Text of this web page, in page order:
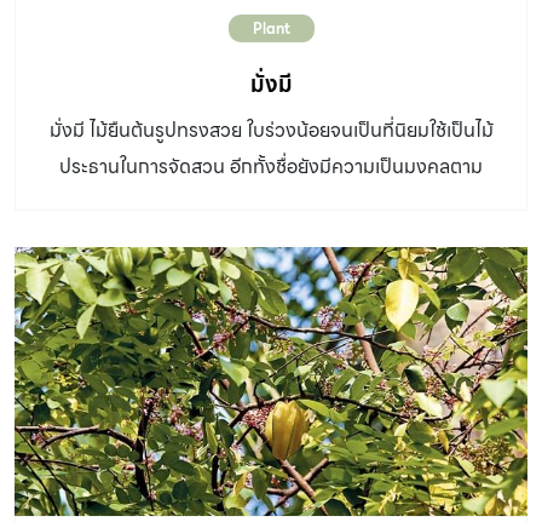
Oleaceae ประเภท: ไม้ยืนต้นอายุยืนยาวหลายร้อยปี ความ
สูง: 3-15 ม. ทรงพุ่ม: สูงโปร่ง ฟอร์มตามรูปทรงของต้น
ลำต้น: ลำต้นที่สวยงามมีสีเทาและขาวรูปทรงบิดเป็นเกลียวดู
อ่อนช้อย กิ่งก้านที่เจริญเติบโตแบบแผ่ และลำต้นที่ไม่สูงมาก
นัก ใบ: ใบรูปรี ปลายแหลม และใบเล็กเป็นมันเพื่อลดการคาย
ขนาดเล็กทรงกลม มีทั้งพันธุ์สีเขียวและสีดำ ผลของต้น
สามารถนำมารับประทานและผลิตน้ำมันที่มีคุณค่าทาง
โภชนาการหรือใช้ในทางการแพทย์ได้ อัตราการเจริญเติบโต:
ช้า-ปานกลาง ดิน: ดินร่วน ระบายน้ำดี น้ำ: ปานกลาง วันละ 1-
2 ครั้ง แสงแดด: […]
Plant
มั่งมี
มั่งมี ไม้ยืนต้นรูปทรงสวย ใบร่วงน้อยจนเป็นที่นิยมใช้เป็นไม้
ประธานในการจัดสวน อีกทั้งชื่อยังมีความเป็นมงคลตาม
พบเกือบทุกภาค ในต่างประเทศพบที่มาดากัสการ์ อินเดีย จีน
และหมู่เกาะโซโลมอน มั่งมี / เฉียงพร้านางแอ ชื่อวิทยาศาสตร์:
Carallia brachiata (Lour.) Merr. วงศ์:
Rhizophoraceae ประเภท: ไม้ต้นขนาดกลางถึงใหญ่ ความ
สูง: 8-35 ม. ทรงพุ่ม: ทรงพุ่มกลมทึบ ลำต้น: ลำต้นที่สูงตรง
ไม่มีกิ่งก้านที่แผ่ออกไปมาก ผิวเรียบ สีเทาถึงสีน้ำตาลแดง เนื้อ
ไม้สีน้ำตาลปนเหลือง ใบ: ใบเดี่ยว รูปรี เรียงตรงข้ามสลับตั้ง